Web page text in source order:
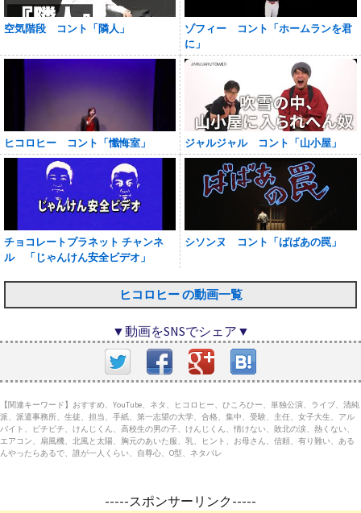
空気階段 コント「隣人」
ゾフィー コント「ホームランを君
に」
ヒコロヒー コント「懺悔室」 ジャルジャル コント「山小屋」
チョコレートプラネット チャンネ
ル 「じゃんけん安全ビデオ」
シソンヌ コント「ばばあの罠」
ヒコロヒー の動画一覧
▼動画をSNSでシェア▼
【関連キーワード】おすすめ、YouTube、ネタ、ヒコロヒー、ひころひー、単独公演、ライブ、清純
派、派遣事務所、生徒、担当、手紙、第一志望の大学、合格、集中、受験、主任、女子大生、アル
バイト、ピチピチ、けんじくん、高校生の男の子、けんじくん、情けない、敗北の涙、熱くない、
エアコン、扇風機、北風と太陽、胸元のあいた服、乳、ヒント、お母さん、信頼、有り難い、ある
んやったらあるで、誰が一人くらい、自尊心、O型、ネタパレ
-----スポンサーリンク-----